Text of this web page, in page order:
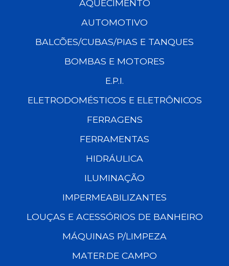
AQUECIMENTO
AUTOMOTIVO
BALCÕES/CUBAS/PIAS E TANQUES
BOMBAS E MOTORES
E.P.I.
ELETRODOMÉSTICOS E ELETRÔNICOS
FERRAGENS
FERRAMENTAS
HIDRÁULICA
ILUMINAÇÃO
IMPERMEABILIZANTES
LOUÇAS E ACESSÓRIOS DE BANHEIRO
MÁQUINAS P/LIMPEZA
MATER.DE CAMPO